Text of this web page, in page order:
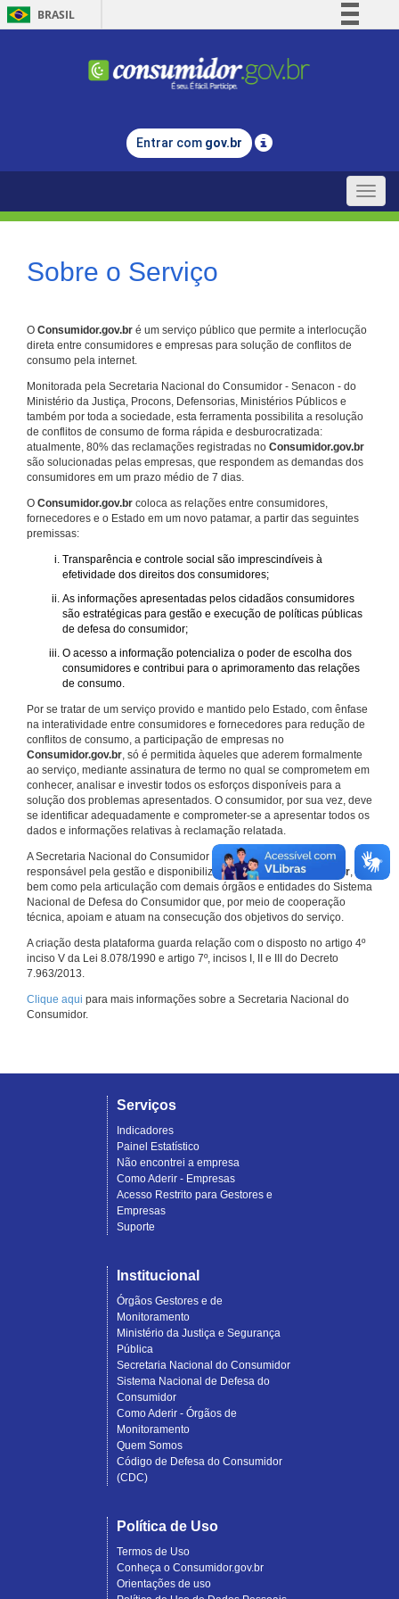
BRASIL
Comunica BR
Legislação
Entrar com gov.br
Toggle
Sobre o Serviço
O Consumidor.gov.br é um serviço público que permite a interlocução
direta entre consumidores e empresas para solução de conflitos de
consumo pela internet.
Monitorada pela Secretaria Nacional do Consumidor - Senacon - do
Ministério da Justiça, Procons, Defensorias, Ministérios Públicos e
também por toda a sociedade, esta ferramenta possibilita a resolução
de conflitos de consumo de forma rápida e desburocratizada:
atualmente, 80% das reclamações registradas no Consumidor.gov.br
são solucionadas pelas empresas, que respondem as demandas dos
consumidores em um prazo médio de 7 dias.
O Consumidor.gov.br coloca as relações entre consumidores,
fornecedores e o Estado em um novo patamar, a partir das seguintes
premissas:
Transparência e controle social são imprescindíveis à
efetividade dos direitos dos consumidores;
As informações apresentadas pelos cidadãos consumidores
são estratégicas para gestão e execução de políticas públicas
de defesa do consumidor;
O acesso a informação potencializa o poder de escolha dos
consumidores e contribui para o aprimoramento das relações
de consumo.
Por se tratar de um serviço provido e mantido pelo Estado, com ênfase
na interatividade entre consumidores e fornecedores para redução de
conflitos de consumo, a participação de empresas no
Consumidor.gov.br, só é permitida àqueles que aderem formalmente
ao serviço, mediante assinatura de termo no qual se comprometem em
conhecer, analisar e investir todos os esforços disponíveis para a
solução dos problemas apresentados. O consumidor, por sua vez, deve
se identificar adequadamente e comprometer-se a apresentar todos os
dados e informações relativas à reclamação relatada.
A Secretaria Nacional do Consumidor do Ministério da Justiça é a
responsável pela gestão e disponibilização doConsumidor.gov.br,
bem como pela articulação com demais órgãos e entidades do Sistema
Nacional de Defesa do Consumidor que, por meio de cooperação
técnica, apoiam e atuam na consecução dos objetivos do serviço.
A criação desta plataforma guarda relação com o disposto no artigo 4º
inciso V da Lei 8.078/1990 e artigo 7º, incisos I, II e III do Decreto
7.963/2013.
Clique aqui para mais informações sobre a Secretaria Nacional do
Consumidor.
Serviços
Indicadores
Painel Estatístico
Não encontrei a empresa
Como Aderir - Empresas
Acesso Restrito para Gestores e
Empresas
Suporte
Institucional
Órgãos Gestores e de
Monitoramento
Ministério da Justiça e Segurança
Pública
Secretaria Nacional do Consumidor
Sistema Nacional de Defesa do
Consumidor
Como Aderir - Órgãos de
Monitoramento
Quem Somos
Código de Defesa do Consumidor
(CDC)
Política de Uso
Termos de Uso
Conheça o Consumidor.gov.br
Orientações de uso